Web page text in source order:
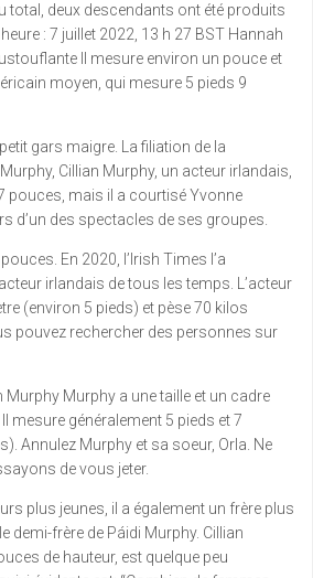
total, deux descendants ont été produits
: 7 juillet 2022, 13 h 27 BST Hannah
Il mesure environ un pouce et
moyen, qui mesure 5 pieds 9
petit gars maigre. La filiation de la
Cillian Murphy, un acteur irlandais,
pouces, mais il a courtisé Yvonne
d’un des spectacles de ses groupes.
En 2020, l’Irish Times l’a
irlandais de tous les temps. L’acteur
(environ 5 pieds) et pèse 70 kilos
pouvez rechercher des personnes sur
Murphy Murphy a une taille et un cadre
mesure généralement 5 pieds et 7
Annulez Murphy et sa soeur, Orla. Ne
de vous jeter.
plus jeunes, il a également un frère plus
demi-frère de Páidi Murphy. Cillian
de hauteur, est quelque peu